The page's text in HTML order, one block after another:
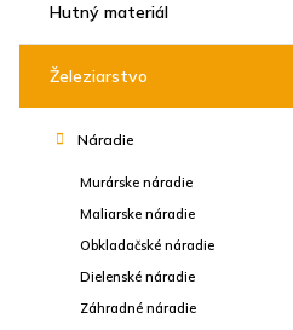
Hutný materiál
Železiarstvo
Náradie
Murárske náradie
Maliarske náradie
Obkladačské náradie
Dielenské náradie
Záhradné náradie